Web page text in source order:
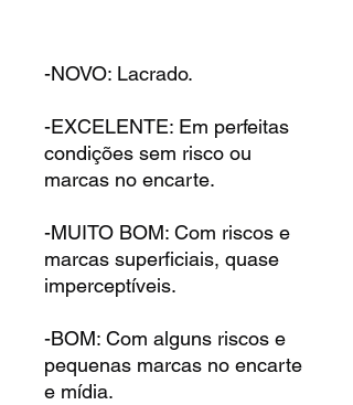
-NOVO: Lacrado.
-EXCELENTE: Em perfeitas
condições sem risco ou
marcas no encarte.
-MUITO BOM: Com riscos e
marcas superficiais, quase
imperceptíveis.
-BOM: Com alguns riscos e
pequenas marcas no encarte
e mídia.